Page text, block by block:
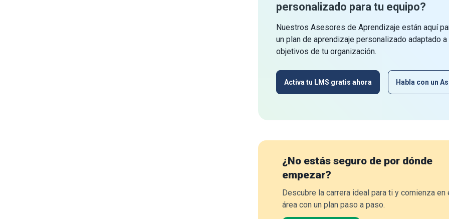
personalizado para tu equipo?
Nuestros Asesores de Aprendizaje están aquí
un plan de aprendizaje personalizado adaptado
objetivos de tu organización.
Activa tu LMS gratis ahora Habla con un
¿No estás seguro de por dónde
empezar?
Descubre la carrera ideal para ti y comienza en
área con un plan paso a paso.